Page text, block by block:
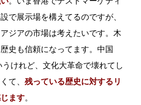
で展示場を構えてるのですが、
ジアの市場は考えたいです。木
史も信頼になってます。中国
けれど、文化大革命で壊れてし
て、 残っている歴史に対するリ
ます。